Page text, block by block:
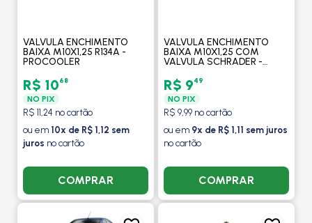
VALVULA ENCHIMENTO
BAIXA M10X1,25 R134A -
PROCOOLER
R$ 1068
NO PIX
R$ 11,24 no cartão
ou em 10x de R$ 1,12 sem
juros no cartão
COMPRAR
VALVULA ENCHIMENTO
BAIXA M10X1,25 COM
VALVULA SCHRADER -
R$ 949
NO PIX
R$ 9,99 no cartão
ou em 9x de R$ 1,11 sem juros
no cartão
COMPRAR